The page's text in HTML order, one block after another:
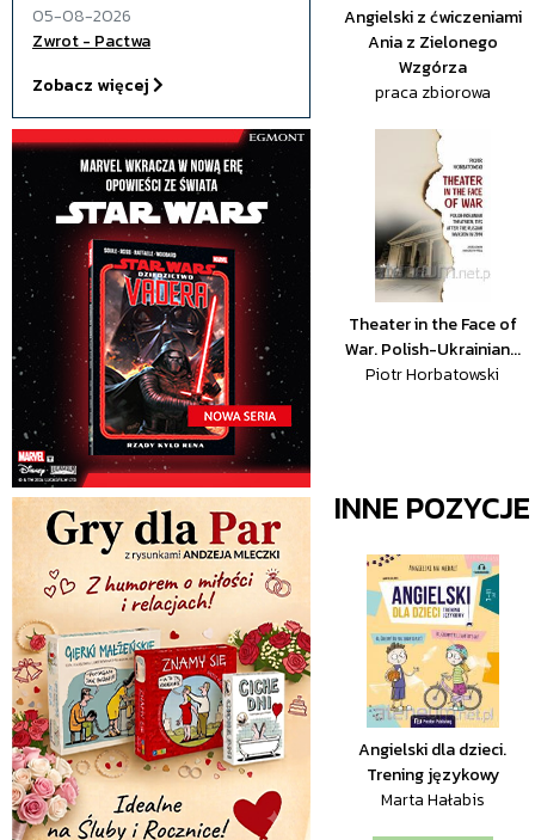
05-08-2026
Zwrot - Pactwa
Zobacz więcej
Angielski z ćwiczeniami
Ania z Zielonego
Wzgórza
praca zbiorowa
Theater in the Face of
War. Polish-Ukrainian...
Piotr Horbatowski
INNE
Angielski dla dzieci.
Trening językowy
Marta Hałabis